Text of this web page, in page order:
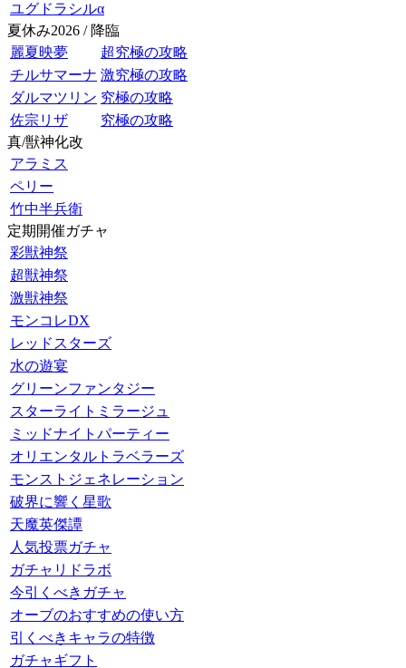
ユグドラシルα
夏休み2026 / 降臨
麗夏映夢
超究極の攻略
チルサマーナ 激究極の攻略
ダルマツリン 究極の攻略
佐宗リザ
究極の攻略
真/獣神化改
アラミス
ペリー
竹中半兵衛
定期開催ガチャ
彩獣神祭
超獣神祭
激獣神祭
モンコレDX
レッドスターズ
水の遊宴
グリーンファンタジー
スターライトミラージュ
ミッドナイトパーティー
オリエンタルトラベラーズ
モンストジェネレーション
破界に響く星歌
天魔英傑譚
人気投票ガチャ
ガチャリドラボ
今引くべきガチャ
オーブのおすすめの使い方
引くべきキャラの特徴
ガチャギフト